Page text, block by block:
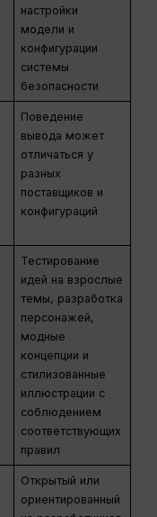
настройки
модели и
конфигурации
системы
безопасности
Поведение
вывода может
отличаться у
разных
поставщиков и
конфигураций
Тестирование
идей на взрослые
темы, разработка
персонажей,
модные
концепции и
стилизованные
иллюстрации с
соблюдением
соответствующих
правил
Открытый или
ориентированный